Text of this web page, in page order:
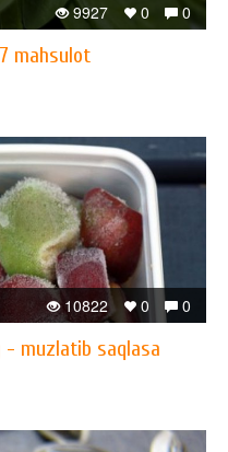
0
0
9927
mahsulot
0
0
10822
- muzlatib saqlasa